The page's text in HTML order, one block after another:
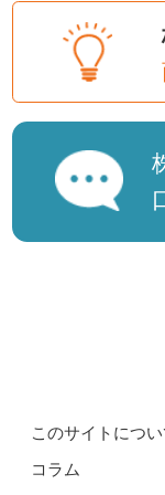
このサイトについ
コラム